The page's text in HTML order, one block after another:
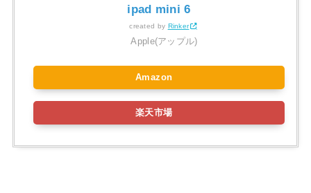
ipad mini 6
created by Rinker
Apple(アップル)
Amazon
楽天市場